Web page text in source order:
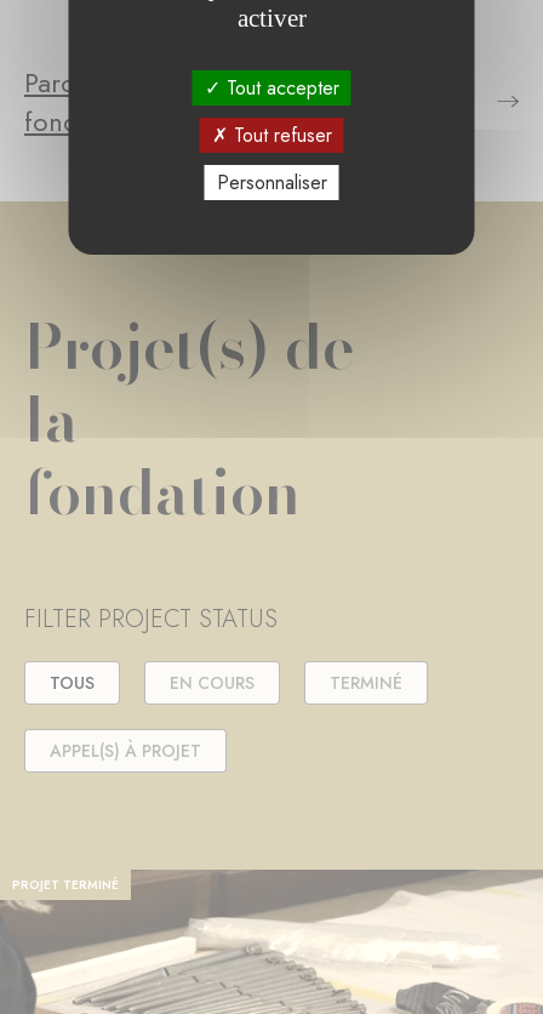
Parcourez le(s) projet(s) de la
fondation
Projet(s) de
la
fondation
FILTER PROJECT STATUS
TOUS EN COURS TERMINÉ
APPEL(S) À PROJET
PROJET TERMINÉ
activer
Tout accepter
Tout refuser
Personnaliser